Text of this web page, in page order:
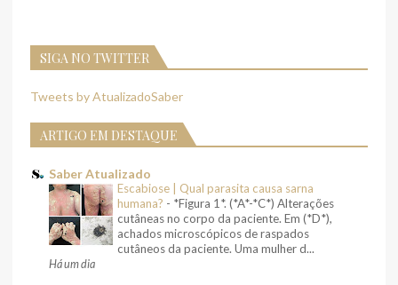
SIGA NO TWITTER
Tweets by AtualizadoSaber
ARTIGO EM DESTAQUE
Saber Atualizado
Escabiose | Qual parasita causa sarna
humana? - *Figura 1*. (*A*-*C*) Alterações
cutâneas no corpo da paciente. Em (*D*),
achados microscópicos de raspados
cutâneos da paciente. Uma mulher d...
Há um dia